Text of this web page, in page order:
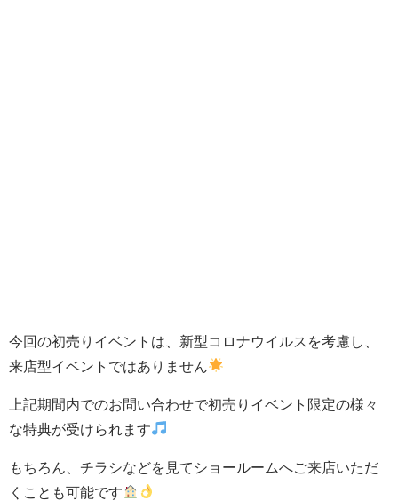
今回の初売りイベントは、新型コロナウイルスを考慮し、
来店型イベントではありません
上記期間内でのお問い合わせで初売りイベント限定の様々
な特典が受けられます
もちろん、チラシなどを見てショールームへご来店いただ
くことも可能です